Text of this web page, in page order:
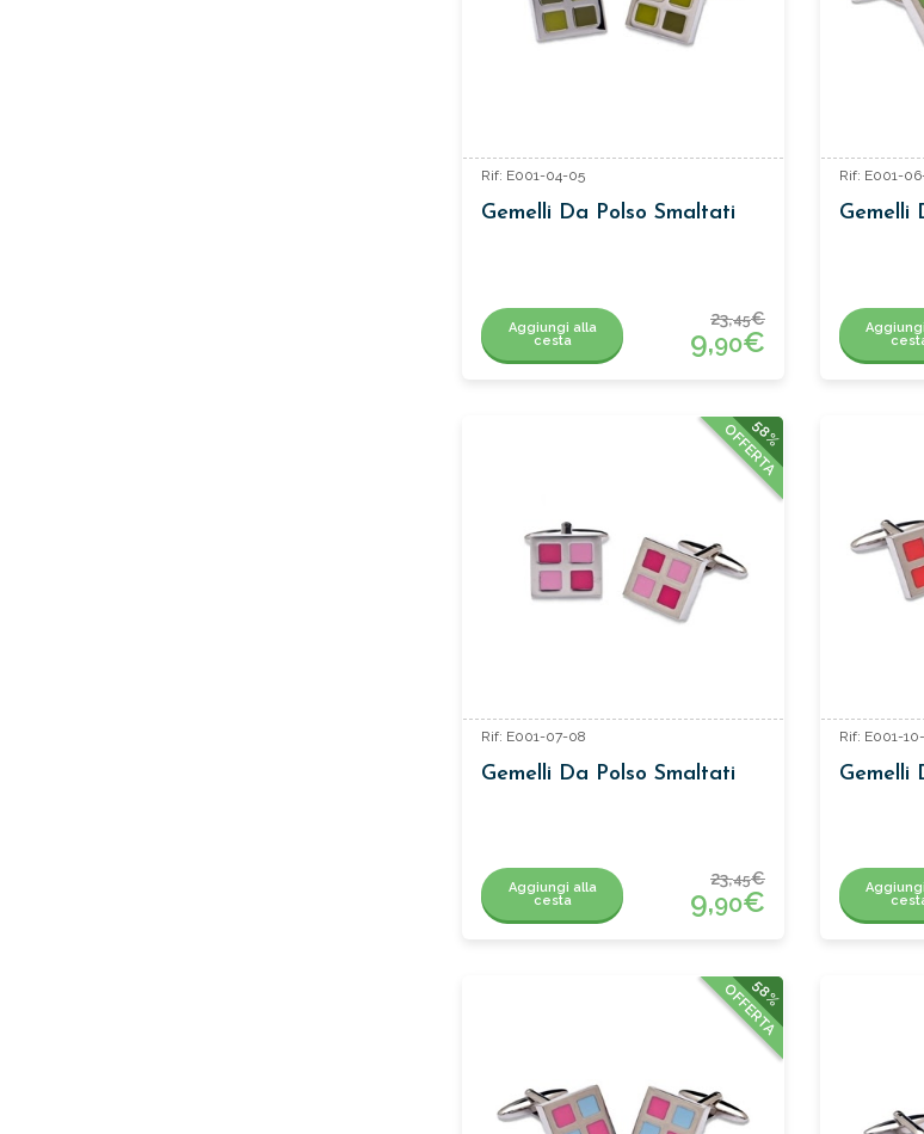
Rif: E001-04-05
Gemelli Da Polso Smaltati
Aggiungi alla
cesta
23,45€
9,90€
Rif: E001-
Gemelli
58%
OFFERTA
Rif: E001-07-08
Gemelli Da Polso Smaltati
Aggiungi alla
cesta
23,45€
9,90€
Rif: E001-
Gemelli
58%
OFFERTA